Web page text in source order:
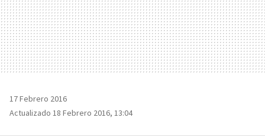
17 Febrero 2016
Actualizado 18 Febrero 2016, 13:04